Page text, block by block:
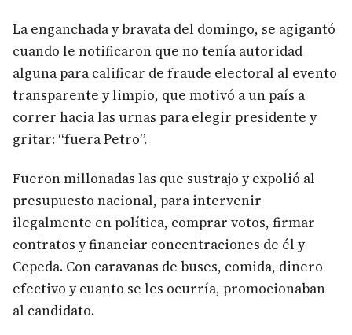
La enganchada y bravata del domingo, se agigantó
cuando le notificaron que no tenía autoridad
alguna para calificar de fraude electoral al evento
transparente y limpio, que motivó a un país a
correr hacia las urnas para elegir presidente y
gritar: “fuera Petro”.
Fueron millonadas las que sustrajo y expolió al
presupuesto nacional, para intervenir
ilegalmente en política, comprar votos, firmar
contratos y financiar concentraciones de él y
Cepeda. Con caravanas de buses, comida, dinero
efectivo y cuanto se les ocurría, promocionaban
al candidato.